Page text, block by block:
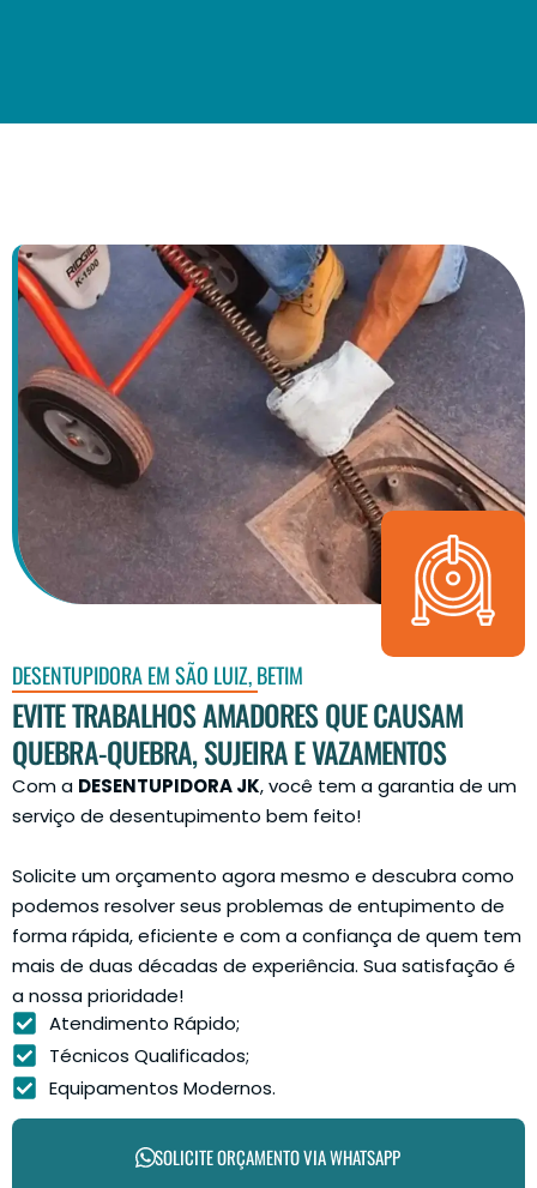
DESENTUPIDORA EM SÃO LUIZ, BETIM
EVITE TRABALHOS AMADORES QUE CAUSAM
QUEBRA-QUEBRA, SUJEIRA E VAZAMENTOS
Com a DESENTUPIDORA JK, você tem a garantia de um
serviço de desentupimento bem feito!
Solicite um orçamento agora mesmo e descubra como
podemos resolver seus problemas de entupimento de
forma rápida, eficiente e com a confiança de quem tem
mais de duas décadas de experiência. Sua satisfação é
a nossa prioridade!
Atendimento Rápido;
Técnicos Qualificados;
Equipamentos Modernos.
SOLICITE ORÇAMENTO VIA WHATSAPP